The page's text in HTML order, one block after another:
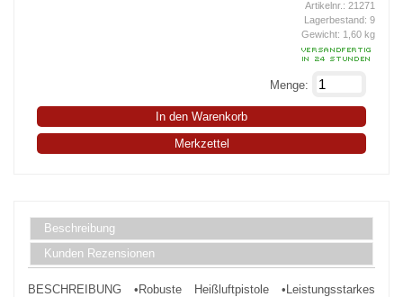
Artikelnr.: 21271
Lagerbestand: 9
Gewicht: 1,60 kg
Menge:
In den Warenkorb
Merkzettel
Beschreibung
Kunden Rezensionen
BESCHREIBUNG •Robuste Heißluftpistole •Leistungsstarkes